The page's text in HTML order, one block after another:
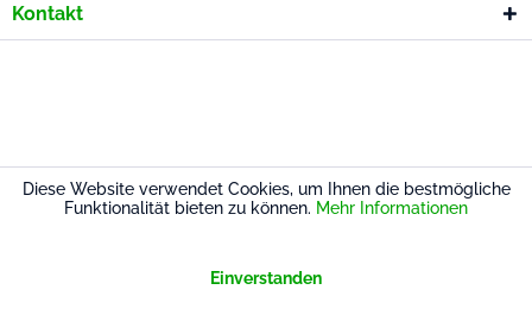
Kontakt
Diese Website verwendet Cookies, um Ihnen die bestmögliche
Funktionalität bieten zu können. Mehr Informationen
Einverstanden